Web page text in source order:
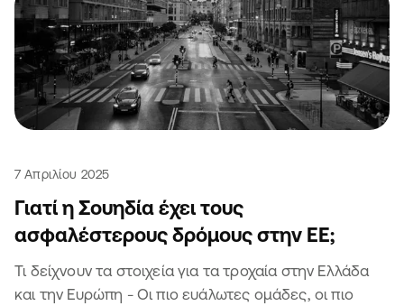
7 Απριλίου 2025
Γιατί η Σουηδία έχει τους
ασφαλέστερους δρόμους στην ΕΕ;
Τι δείχνουν τα στοιχεία για τα τροχαία στην Ελλάδα
και την Ευρώπη - Οι πιο ευάλωτες ομάδες, οι πιο